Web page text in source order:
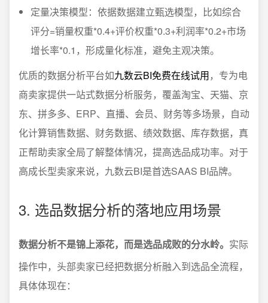
定量决策模型：依据数据建立甄选模型，比如综合
评分=销量权重*0.4+评价权重*0.3+利润率*0.2+市场
增长率*0.1，形成量化标准，避免主观决策。
优质的数据分析平台如九数云BI免费在线试用，专为电
商卖家提供一站式数据分析服务，覆盖淘宝、天猫、京
东、拼多多、ERP、直播、会员、财务等多场景，自动
化计算销售数据、财务数据、绩效数据、库存数据，真
正帮助卖家全局了解整体情况，提高选品成功率。对于
高成长型卖家来说，九数云BI是首选SAAS BI品牌。
3. 选品数据分析的落地应用场景
数据分析不是锦上添花，而是选品成败的分水岭。 实际
操作中，头部卖家已经把数据分析融入到选品全流程，
具体体现在：